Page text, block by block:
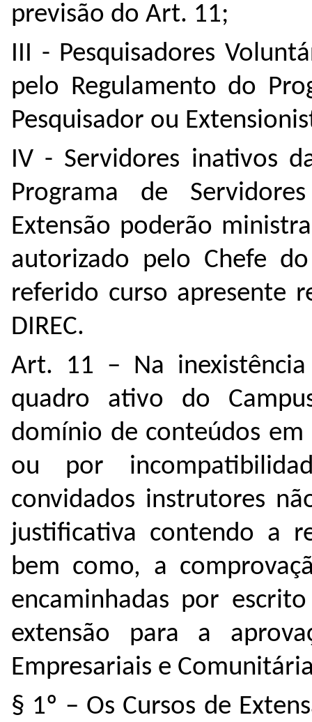
previsão do Art. 11;
III - Pesquisadores
pelo Regulamento do
Pesquisador ou
IV - Servidores inativos
Programa de
Extensão poderão
autorizado pelo Chefe
referido curso apresente
DIREC.
Art. 11 – Na
quadro ativo do
domínio de conteúdos
ou por
convidados instrutores
justificativa contendo a
bem como, a
encaminhadas por
extensão para a
Empresariais e
§ 1º – Os Cursos de